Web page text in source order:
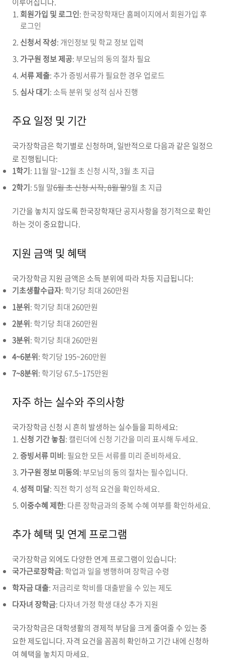
회원가입 및 로그인: 한국장학재단 홈페이지에서 회원가입 후
로그인
신청서 작성: 개인정보 및 학교 정보 입력
가구원 정보 제공: 부모님의 동의 절차 필요
서류 제출: 추가 증빙서류가 필요한 경우 업로드
심사 대기: 소득 분위 및 성적 심사 진행
주요 일정 및 기간
국가장학금은 학기별로 신청하며, 일반적으로 다음과 같은 일정으
로 진행됩니다:
1학기: 11월 말~12월 초 신청 시작, 3월 초 지급
2학기: 5월 말6월 초 신청 시작, 8월 말9월 초 지급
기간을 놓치지 않도록 한국장학재단 공지사항을 정기적으로 확인
하는 것이 중요합니다.
지원 금액 및 혜택
국가장학금 지원 금액은 소득 분위에 따라 차등 지급됩니다:
기초생활수급자: 학기당 최대 260만원
1분위: 학기당 최대 260만원
2분위: 학기당 최대 260만원
3분위: 학기당 최대 260만원
4~6분위: 학기당 195~260만원
7~8분위: 학기당 67.5~175만원
자주 하는 실수와 주의사항
국가장학금 신청 시 흔히 발생하는 실수들을 피하세요:
신청 기간 놓침: 캘린더에 신청 기간을 미리 표시해 두세요.
증빙서류 미비: 필요한 모든 서류를 미리 준비하세요.
가구원 정보 미동의: 부모님의 동의 절차는 필수입니다.
성적 미달: 직전 학기 성적 요건을 확인하세요.
이중수혜 제한: 다른 장학금과의 중복 수혜 여부를 확인하세요.
추가 혜택 및 연계 프로그램
국가장학금 외에도 다양한 연계 프로그램이 있습니다:
국가근로장학금: 학업과 일을 병행하며 장학금 수령
학자금 대출: 저금리로 학비를 대출받을 수 있는 제도
다자녀 장학금: 다자녀 가정 학생 대상 추가 지원
국가장학금은 대학생활의 경제적 부담을 크게 줄여줄 수 있는 중
요한 제도입니다. 자격 요건을 꼼꼼히 확인하고 기간 내에 신청하
여 혜택을 놓치지 마세요.